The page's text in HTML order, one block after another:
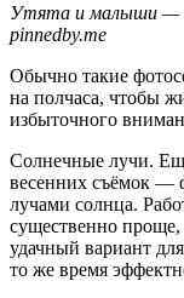
Утята и малыши —
pinnedby.me
Обычно такие
на полчаса, чтобы
избыточного
Солнечные лучи.
весенних съёмок —
лучами солнца.
существенно
удачный вариант
то же время